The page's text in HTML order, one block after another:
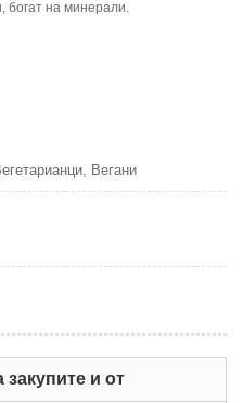
богат на минерали.
Вегани
и от